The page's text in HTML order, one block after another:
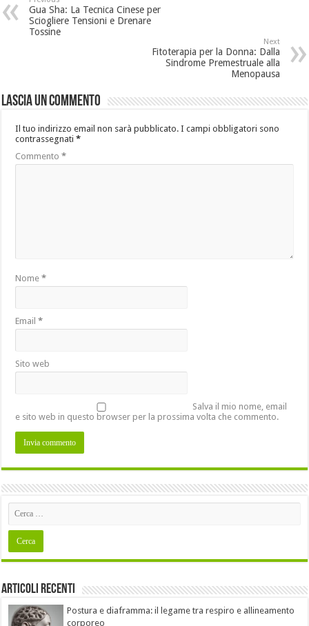
Gua Sha: La Tecnica Cinese per
Sciogliere Tensioni e Drenare
Tossine
Next
Fitoterapia per la Donna: Dalla
Sindrome Premestruale alla
Menopausa
Lascia un commento
Il tuo indirizzo email non sarà pubblicato. I campi obbligatori sono
contrassegnati*
Commento*
Nome*
Email*
Sito web
Salva il mio nome, email
e sito web in questo browser per la prossima volta che commento.
Articoli recenti
Postura e diaframma: il legame tra respiro e allineamento
corporeo